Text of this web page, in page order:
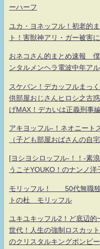
ーハーフ
ユカ・ヨネッフル！初老的
ト！害獣神アリ・ガー被害
おネコさん的まとめ速報
ンタルメンヘラ電波中年ア
スケバン！デカッフルまっ
供部屋おじさんヒロシ之古
げMAX！デカいは正義刑事
アキヨッフル-！ネオニート
（子ども部屋おばさんの自
[ヨシヨシロッフル-！！-素
うこそYOUKO！のナンノ
モリッフル！ 50代無職独
トの杜 モリッフル
ユキユキッフル2！ど底辺的
世代！人生の強制ロスカッ
のクリスタルキングボンビ